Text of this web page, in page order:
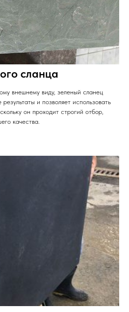
сланца
внешнему виду, зеленый сланец
и позволяет использовать
он проходит строгий отбор,
качества.